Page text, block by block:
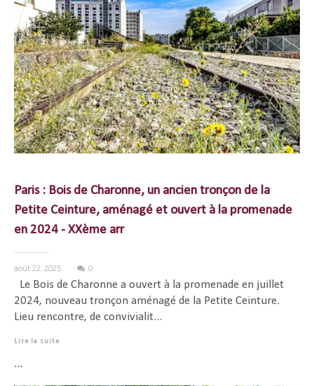
Paris : Bois de Charonne, un ancien tronçon de la
Petite Ceinture, aménagé et ouvert à la promenade
en 2024 - XXème arr
août 22, 2025 0
Le Bois de Charonne a ouvert à la promenade en juillet
2024, nouveau tronçon aménagé de la Petite Ceinture.
Lieu rencontre, de convivialit...
Lire la suite
...